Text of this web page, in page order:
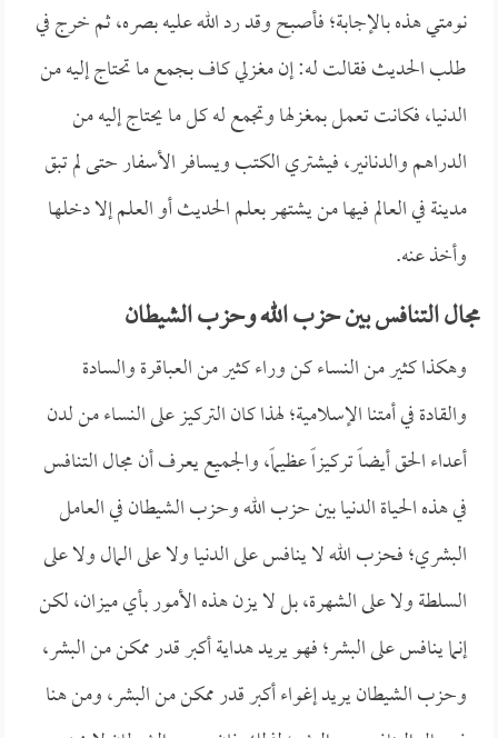
نومتي هذه بالإجابة؛ فأصبح وقد رد الله عليه بصره، ثم خرج في
طلب الحديث فقالت له: إن مغزلي كاف بجمع ما تحتاج إليه من
الدنيا، فكانت تعمل بمغزلها وتجمع له كل ما يحتاج إليه من
الدراهم والدنانير، فيشتري الكتب ويسافر الأسفار حتى لم تبق
مدينة في العالم فيها من يشتهر بعلم الحديث أو العلم إلا دخلها
وأخذ عنه.
مجال التنافس بين حزب الله وحزب الشيطان
وهكذا كثير من النساء كن وراء كثير من العباقرة والسادة
والقادة في أمتنا الإسلامية؛ لهذا كان التركيز على النساء من لدن
أعداء الحق أيضاً تركيزاً عظيماً، والجميع يعرف أن مجال التنافس
في هذه الحياة الدنيا بين حزب الله وحزب الشيطان في العامل
البشري؛ فحزب الله لا ينافس على الدنيا ولا على المال ولا على
السلطة ولا على الشهرة، بل لا يزن هذه الأمور بأي ميزان، لكن
إنما ينافس على البشر؛ فهو يريد هداية أكبر قدر ممكن من البشر،
وحزب الشيطان يريد إغواء أكبر قدر ممكن من البشر، ومن هنا